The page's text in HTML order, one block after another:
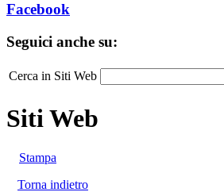
Facebook
Seguici anche su:
Cerca in Siti Web
Siti Web
Stampa
Torna indietro